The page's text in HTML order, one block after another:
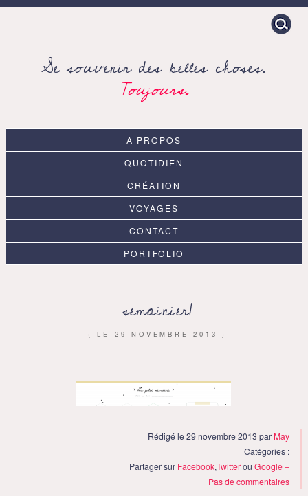
Search
for:
Se souvenir des belles choses.
Toujours.
A PROPOS
QUOTIDIEN
CRÉATION
VOYAGES
CONTACT
PORTFOLIO
semainier1
{ LE 29 NOVEMBRE 2013 }
Rédigé le 29 novembre 2013 par May
Catégories :
Partager sur Facebook,TwitterouGoogle +
Pas de commentaires